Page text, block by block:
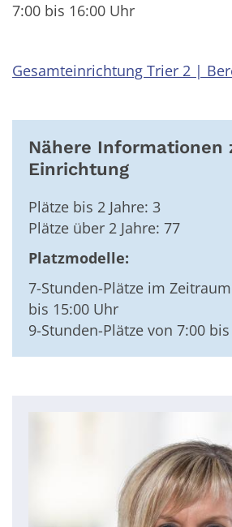
7:00 bis 16:00 Uhr
Gesamteinrichtung Trier 2 |
Nähere Informationen
Einrichtung
Plätze bis 2 Jahre: 3
Plätze über 2 Jahre: 77
Platzmodelle:
7-Stunden-Plätze im
bis 15:00 Uhr
9-Stunden-Plätze von 7:00